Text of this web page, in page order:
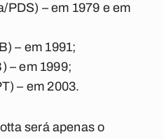
PDS) – em 1979 e em
– em 1991;
– em 1999;
– em 2003.
será apenas o